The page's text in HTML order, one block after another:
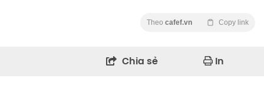
Theo cafef.vn Copy link
Chia sẻ In